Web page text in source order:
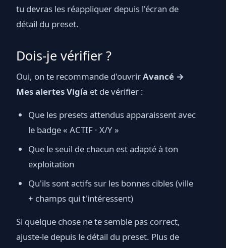
tu devras les réappliquer depuis l'écran de
détail du preset.
Dois-je vérifier ?
Oui, on te recommande d'ouvrirAvancé →
Mes alertes Vigía et de vérifier :
Que les presets attendus apparaissent avec
le badge « ACTIF · X/Y »
Que le seuil de chacun est adapté à ton
exploitation
Qu'ils sont actifs sur les bonnes cibles (ville
+ champs qui t'intéressent)
Si quelque chose ne te semble pas correct,
ajuste-le depuis le détail du preset. Plus de